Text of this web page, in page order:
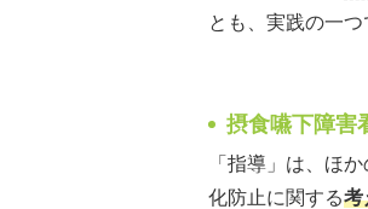
とも、実践の一つ
摂食嚥下障害
「指導」は、ほ
化防止に関する考